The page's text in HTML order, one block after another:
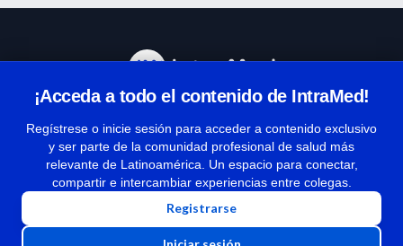
¡Acceda a todo el contenido de IntraMed!
Regístrese o inicie sesión para acceder a contenido exclusivo
y ser parte de la comunidad profesional de salud más
relevante de Latinoamérica. Un espacio para conectar,
compartir e intercambiar experiencias entre colegas.
Registrarse
Términos y condiciones
| Políticas de privacidad
| Todos los derechos reservados | Copyright 1997-2026